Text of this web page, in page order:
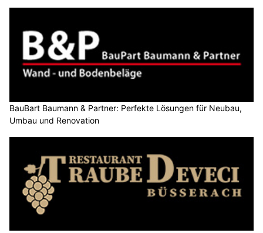
BauBart Baumann & Partner: Perfekte Lösungen für Neubau,
Umbau und Renovation